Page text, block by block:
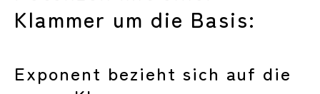
Klammer um die Basis:
Exponent bezieht sich auf die